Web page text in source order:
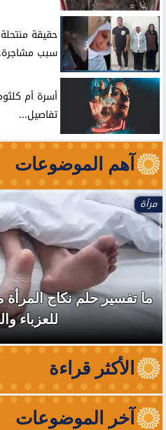
حقيقة
سبب
أسرة أم
تفاصيل...
آهم الموضوعات
مرأة
ما تفسير حلم نكاح المرأة
للعزباء
الأكثر قراءة
آخر الموضوعات